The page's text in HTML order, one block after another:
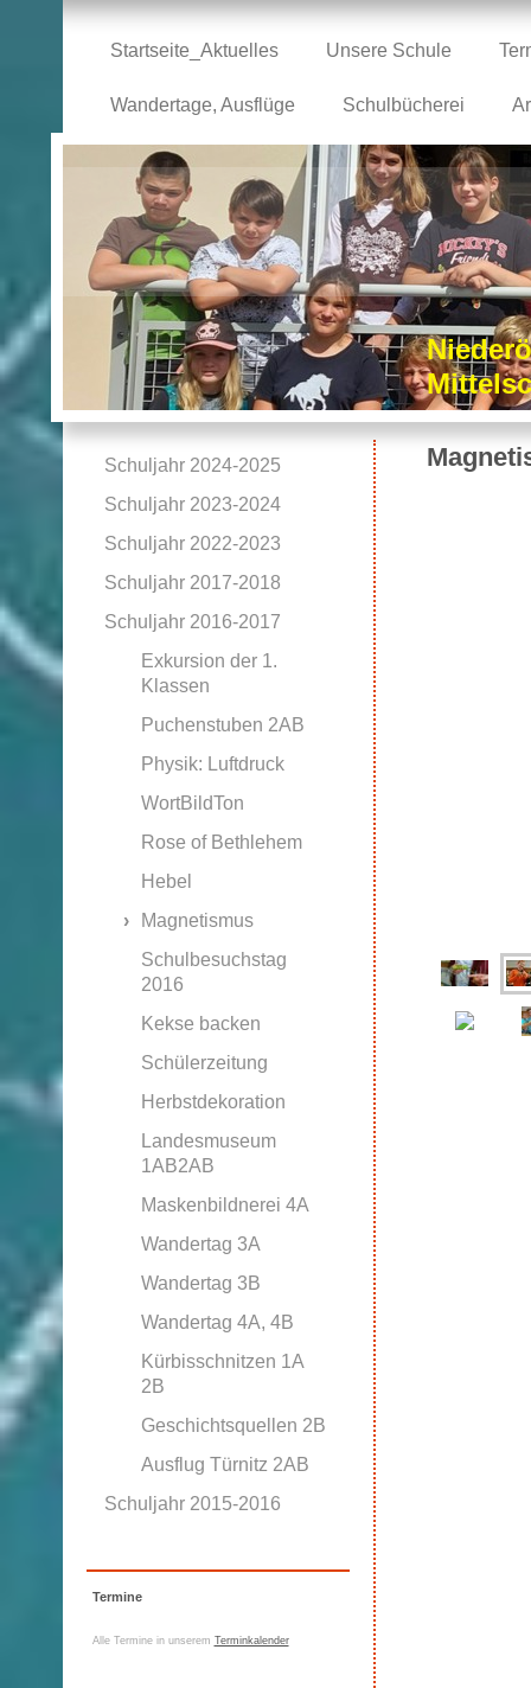
Startseite_Aktuelles Unsere Schule
Wandertage, Ausflüge Schulbücherei
Schuljahr 2024-2025
Schuljahr 2023-2024
Schuljahr 2022-2023
Schuljahr 2017-2018
Schuljahr 2016-2017
Exkursion der 1.
Klassen
Puchenstuben 2AB
Physik: Luftdruck
WortBildTon
Rose of Bethlehem
Hebel
Magnetismus
Schulbesuchstag
2016
Kekse backen
Schülerzeitung
Herbstdekoration
Landesmuseum
1AB2AB
Maskenbildnerei 4A
Wandertag 3A
Wandertag 3B
Wandertag 4A, 4B
Kürbisschnitzen 1A
2B
Geschichtsquellen 2B
Ausflug Türnitz 2AB
Schuljahr 2015-2016
Termine
Alle Termine in unserem Terminkalender